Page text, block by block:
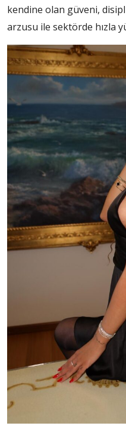
kendine olan güveni,
arzusu ile sektörde hızla